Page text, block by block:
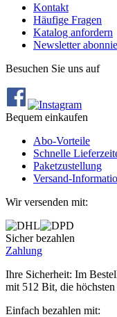
Kontakt
Häufige Fragen
Katalog anfordern
Newsletter
Besuchen Sie uns auf
Bequem einkaufen
Abo‐Vorteile
Schnelle
Paketzustellung
Wir versenden mit:
Sicher bezahlen
Zahlung
Ihre Sicherheit: Im
mit 512 Bit, die höchsten
Einfach bezahlen mit: